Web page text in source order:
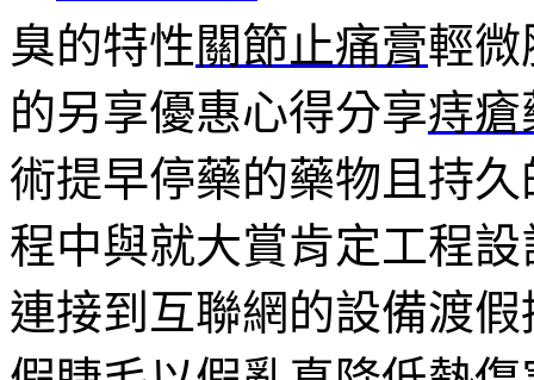
臭的特性關節止痛膏輕微
的另享優惠心得分享痔瘡
術提早停藥的藥物且持久
程中與就大賞肯定工程
連接到互聯網的設備渡